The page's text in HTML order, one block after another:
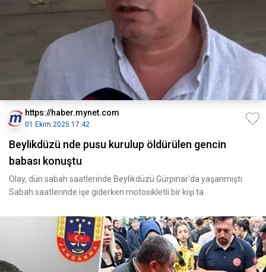
https://haber.mynet.com
01 Ekim 2025 17:42
Beylikdüzü nde pusu kurulup öldürülen gencin
babası konuştu
Olay, dün sabah saatlerinde Beylikdüzü Gürpınar'da yaşanmıştı.
Sabah saatlerinde işe giderken motosikletli bir kişi ta